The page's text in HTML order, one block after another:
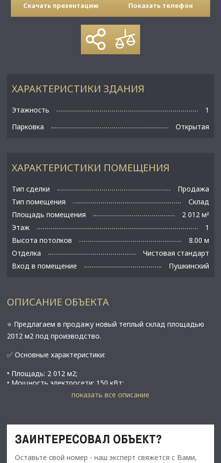
Скачать презентацию Показать телефон
ХАРАКТЕРИСТИКИ ПОМЕЩЕНИЯ
Тип сделки
Продажа
Тип помещения
Склад
Площадь помещения
2 012 м²
Этаж
1
Высота потолков
8.00 м
Отделка
Чистовая стандарт
Вход в помещение
Пушкинский
ХАРАКТЕРИСТИКИ ЗДАНИЯ
Этажность
1
Парковка
Открытая
ОПИСАНИЕ ОБЪЕКТА
⭐ Предлагаем в продажу новый теплый склад площадью
2012 м2 под производство.
✅ Основные характеристики:
• Площадь: 2 012 м2;
• Мощность электросети: 150 кВт;
• Высота потолков: 8 м;показать все описание
ЗАИНТЕРЕСОВАЛ ОБЪЕКТ?
Оставьте свой номер - наш эксперт свяжется с Вами,